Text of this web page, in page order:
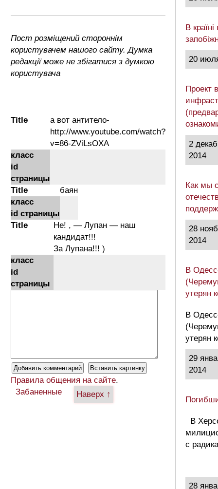
Пост розміщений стороннім
користувачем нашого сайту. Думка
редакції може не збігатися з думкою
користувача
Title
а вот антитело-
http://www.youtube.com/watch?
v=86-ZViLsOXA
класс
id
страницы
Title
баян
класс
id страницы
Title
Не! , — Лупан — наш
кандидат!!!
За Лупана!!! )
класс
id
страницы
Правила общения на сайте.
Забаненные
Наверх ↑
В
20
Проект
2
2014
Как мы
28
2014
В
утерян
В
утерян
29
2014
В
с
28